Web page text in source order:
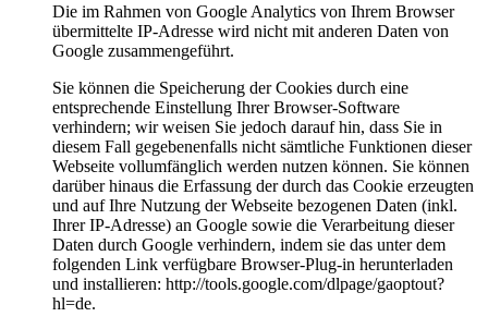
Die im Rahmen von Google Analytics von Ihrem Browser
übermittelte IP-Adresse wird nicht mit anderen Daten von
Google zusammengeführt.
Sie können die Speicherung der Cookies durch eine
entsprechende Einstellung Ihrer Browser-Software
verhindern; wir weisen Sie jedoch darauf hin, dass Sie in
diesem Fall gegebenenfalls nicht sämtliche Funktionen dieser
Webseite vollumfänglich werden nutzen können. Sie können
darüber hinaus die Erfassung der durch das Cookie erzeugten
und auf Ihre Nutzung der Webseite bezogenen Daten (inkl.
Ihrer IP-Adresse) an Google sowie die Verarbeitung dieser
Daten durch Google verhindern, indem sie das unter dem
folgenden Link verfügbare Browser-Plug-in herunterladen
und installieren: http://tools.google.com/dlpage/gaoptout?
hl=de.